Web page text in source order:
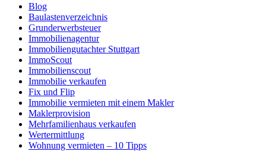
Blog
Baulastenverzeichnis
Grunderwerbsteuer
Immobilienagentur
Immobiliengutachter Stuttgart
ImmoScout
Immobilienscout
Immobilie verkaufen
Fix und Flip
Immobilie vermieten mit einem Makler
Maklerprovision
Mehrfamilienhaus verkaufen
Wertermittlung
Wohnung vermieten – 10 Tipps